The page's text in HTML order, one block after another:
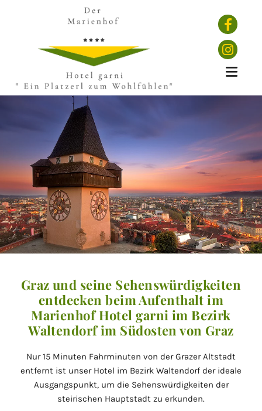
Graz und seine Sehenswürdigkeiten
entdecken beim Aufenthalt im
Marienhof Hotel garni im Bezirk
Waltendorf im Südosten von Graz
Nur 15 Minuten Fahrminuten von der Grazer Altstadt
entfernt ist unser Hotel im Bezirk Waltendorf der ideale
Ausgangspunkt, um die Sehenswürdigkeiten der
steirischen Hauptstadt zu erkunden.